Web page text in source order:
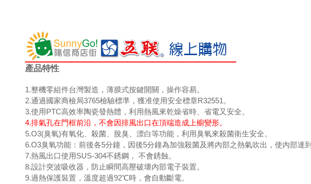
產品特性
1.整機零組件台灣製造，薄膜式按鍵開關，操作容易。
2.通過國家商檢局3765檢驗標準，獲准使用安全標章R32551。
3.使用PTC高效率陶瓷發熱體，利用熱風來乾燥省時、省電又安全。
4.排氣孔在門框前沿，不會因排風出口在頂端造成上櫥變形。
5.O3(臭氧)有氧化、殺菌、脫臭、漂白等功能，利用臭氧來殺菌衛生安全。
6.O3臭氧功能：前後各5分鐘，因後5分鐘為加強殺菌及將內部之熱氣吹出，使內部達到
7.熱風出口使用SUS-304不銹鋼， 不會銹蝕。
8.設計突波吸收器，防止瞬間高壓破壞內部電子裝置。
9.過熱保護裝置，溫度超過92℃時，會自動斷電。